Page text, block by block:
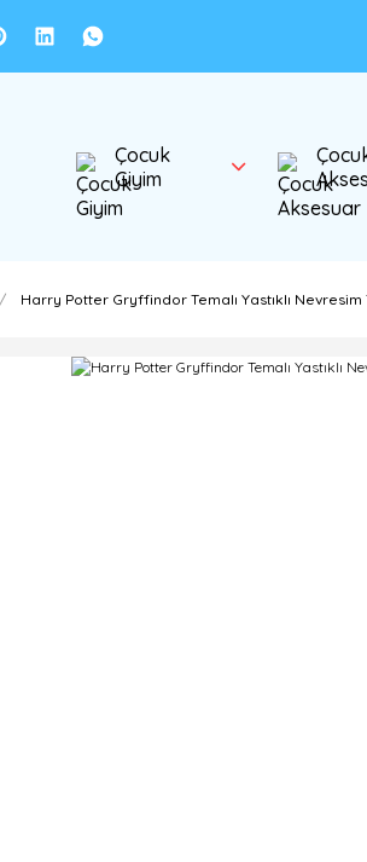
Çocuk
Giyim
Harry Potter Gryffindor Temalı Yastıklı Nevresim